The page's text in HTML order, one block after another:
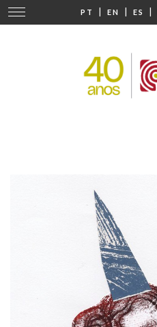
PT | EN | ES |
Cambiar
navegación